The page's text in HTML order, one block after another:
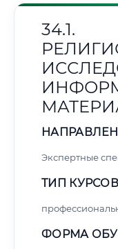
34.1.
Экспертные
ТИП
ФОРМА